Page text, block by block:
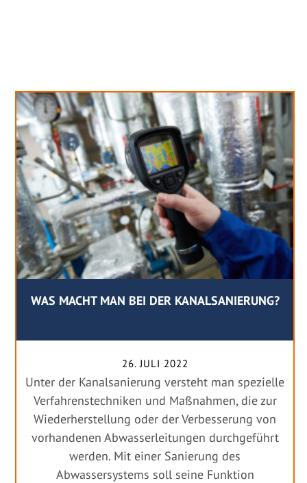
WAS MACHT MAN BEI DER KANALSANIERUNG?
26. JULI 2022
Unter der Kanalsanierung versteht man spezielle
Verfahrenstechniken und Maßnahmen, die zur
Wiederherstellung oder der Verbesserung von
vorhandenen Abwasserleitungen durchgeführt
werden. Mit einer Sanierung des
Abwassersystems soll seine Funktion